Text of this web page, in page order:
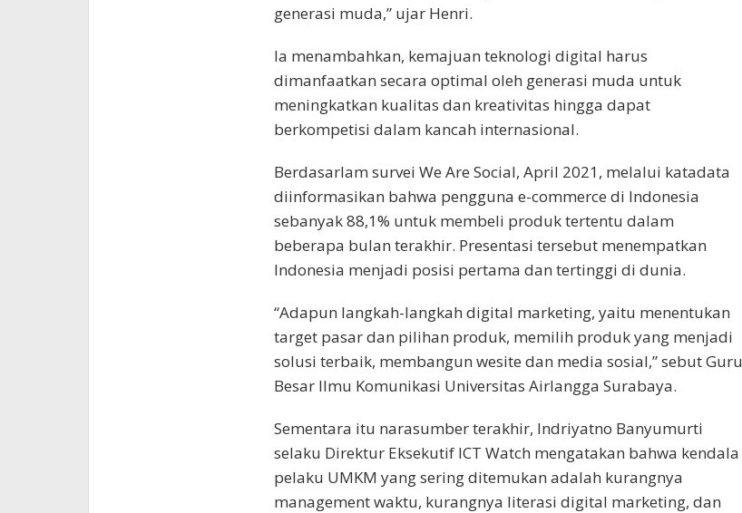
generasi muda,” ujar Henri.
Ia menambahkan, kemajuan teknologi digital harus
dimanfaatkan secara optimal oleh generasi muda untuk
meningkatkan kualitas dan kreativitas hingga dapat
berkompetisi dalam kancah internasional.
Berdasarlam survei We Are Social, April 2021, melalui katadata
diinformasikan bahwa pengguna e-commerce di Indonesia
sebanyak 88,1% untuk membeli produk tertentu dalam
beberapa bulan terakhir. Presentasi tersebut menempatkan
Indonesia menjadi posisi pertama dan tertinggi di dunia.
“Adapun langkah-langkah digital marketing, yaitu menentukan
target pasar dan pilihan produk, memilih produk yang menjadi
solusi terbaik, membangun wesite dan media sosial,” sebut Guru
Besar Ilmu Komunikasi Universitas Airlangga Surabaya.
Sementara itu narasumber terakhir, Indriyatno Banyumurti
selaku Direktur Eksekutif ICT Watch mengatakan bahwa kendala
pelaku UMKM yang sering ditemukan adalah kurangnya
management waktu, kurangnya literasi digital marketing, dan